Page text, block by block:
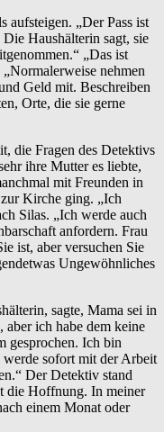
aufsteigen. „Der Pass ist
Haushälterin sagt, sie
„Das ist
nehmen
Geld mit. Beschreiben
Orte, die sie gerne
die Fragen des Detektivs
ihre Mutter es liebte,
mit Freunden in
Kirche ging. „Ich
Silas. „Ich werde auch
anfordern. Frau
ist, aber versuchen Sie
Ungewöhnliches
sagte, Mama sei in
aber ich habe dem keine
gesprochen. Ich bin
sofort mit der Arbeit
Der Detektiv stand
die Hoffnung. In meiner
einem Monat oder